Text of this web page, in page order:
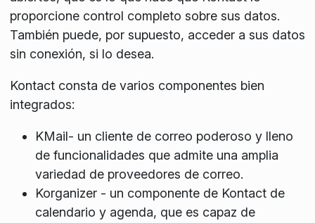
proporcione control completo sobre sus datos.
También puede, por supuesto, acceder a sus datos
sin conexión, si lo desea.
Kontact consta de varios componentes bien
integrados:
KMail- un cliente de correo poderoso y lleno
de funcionalidades que admite una amplia
variedad de proveedores de correo.
Korganizer - un componente de Kontact de
calendario y agenda, que es capaz de